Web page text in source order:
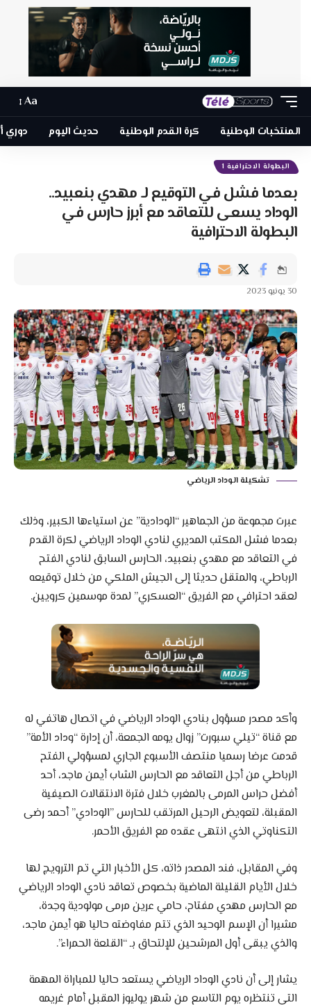
Aa
المنتخبات الوطنية كرة القدم الوطنية حديث اليوم دوري
البطولة الاحترافية 1
بعدما فشل في التوقيع لـ مهدي بنعبيد..
الوداد يسعى للتعاقد مع أبرز حارس في
البطولة الاحترافية
تشكيلة الوداد الرياضي
عبرت مجموعة من الجماهير “الودادية” عن استياءها الكبير، وذلك
بعدما فشل المكتب المديري لنادي الوداد الرياضي لكرة القدم
في التعاقد مع مهدي بنعبيد، الحارس السابق لنادي الفتح
الرباطي، والمتقل حديثا إلى الجيش الملكي من خلال توقيعه
لعقد احترافي مع الفريق “العسكري” لمدة موسمين كرويين.
وأكد مصدر مسؤول بنادي الوداد الرياضي في اتصال هاتفي له
مع قناة “تيلي سبورت” زوال يومه الجمعة، أن إدارة “وداد الأمة”
قدمت عرضا رسميا منتصف الأسبوع الجاري لمسؤولي الفتح
الرباطي من أجل التعاقد مع الحارس الشاب أيمن ماجد، أحد
أفضل حراس المرمى بالمغرب خلال فترة الانتقالات الصيفية
المقبلة، لتعويض الرحيل المرتقب للحارس ”الودادي” أحمد رضى
التكناوتي الذي انتهى عقده مع الفريق الأحمر.
وفي المقابل، فند المصدر ذاته، كل الأخبار التي تم الترويج لها
خلال الأيام القليلة الماضية بخصوص تعاقد نادي الوداد الرياضي
مع الحارس مهدي مفتاح، حامي عرين مرمى مولودية وجدة،
مشيرا أن الإسم الوحيد الذي تتم مفاوضته حاليا هو أيمن ماجد،
والذي يبقى أول المرشحين للإلتحاق بـ “القلعة الحمراء”.
يشار إلى أن نادي الوداد الرياضي يستعد حاليا للمباراة المهمة
التي تنتظره يوم التاسع من شهر يوليوز المقبل أمام غريمه